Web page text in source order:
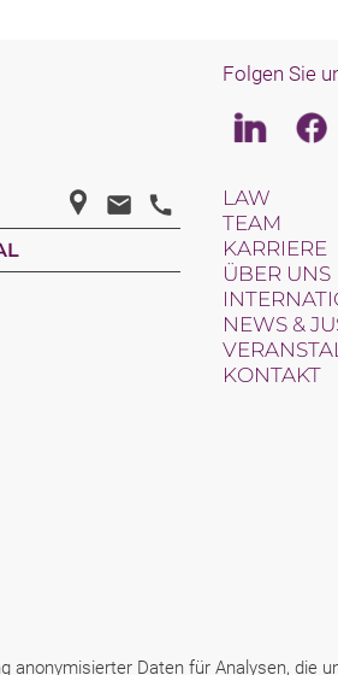
anonymisierter Daten für Analysen, die
Folgen Sie
Linkedin
LAW
TEAM
KARRIERE
ÜBER UNS
NEWS &
KONTAKT